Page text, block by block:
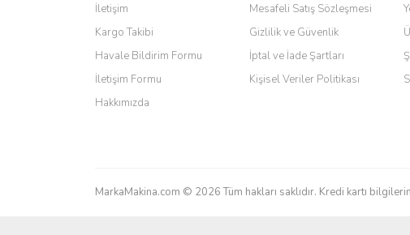
Ürün bilgilerinde hatalar bulunuyor.
Ürün fiyatı diğer sitelerden daha pahalı.
Bu ürüne benzer farklı alternatifler olmalı.
İletişim
Kargo Takibi
Havale Bildirim Formu
İletişim Formu
Hakkımızda
Mesafeli Satış Sözleşmesi
Gizlilik ve Güvenlik
İptal ve İade Şartları
Kişisel Veriler Politikası
MarkaMakina.com © 2026 Tüm hakları saklıdır. Kredi kartı